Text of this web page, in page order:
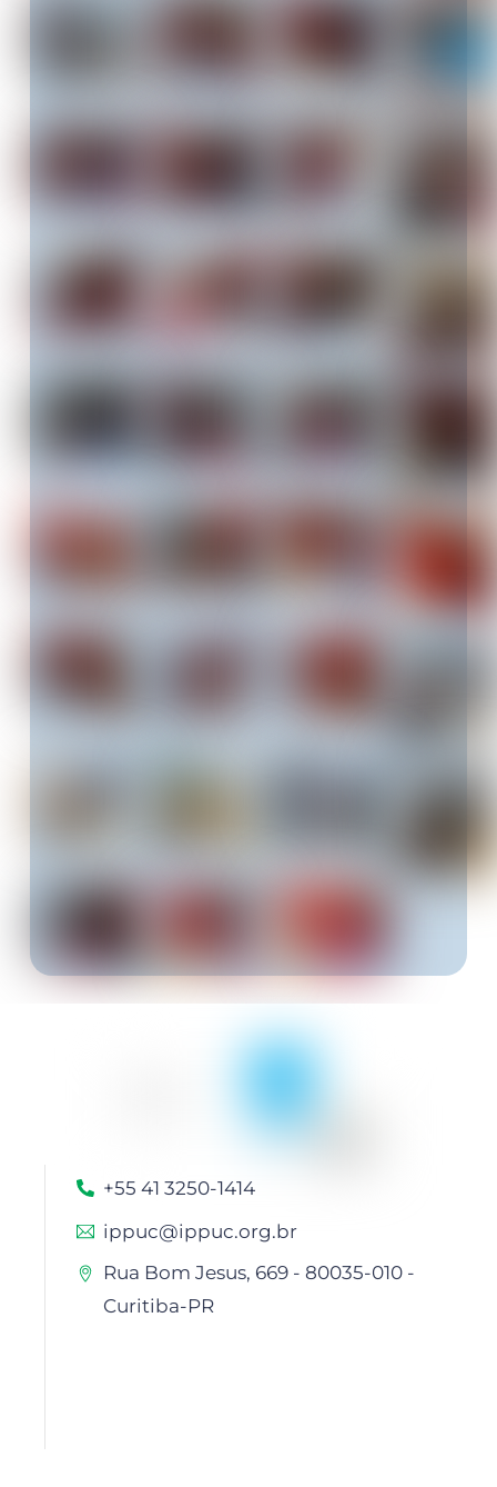
+55 41 3250-1414
ippuc@ippuc.org.br
Rua Bom Jesus, 669 - 80035-010 -
Curitiba-PR